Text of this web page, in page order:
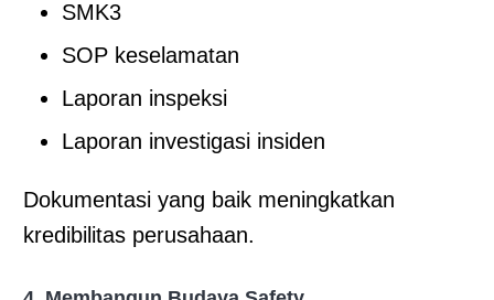
SMK3
SOP keselamatan
Laporan inspeksi
Laporan investigasi insiden
Dokumentasi yang baik meningkatkan
kredibilitas perusahaan.